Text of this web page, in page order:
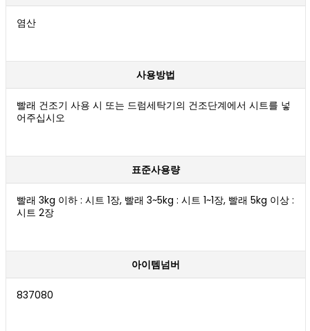
염산
사용방법
빨래 건조기 사용 시 또는 드럼세탁기의 건조단계에서 시트를 넣
어주십시오
표준사용량
빨래 3kg 이하 : 시트 1장, 빨래 3~5kg : 시트 1~1장, 빨래 5kg 이상 :
시트 2장
아이템넘버
837080